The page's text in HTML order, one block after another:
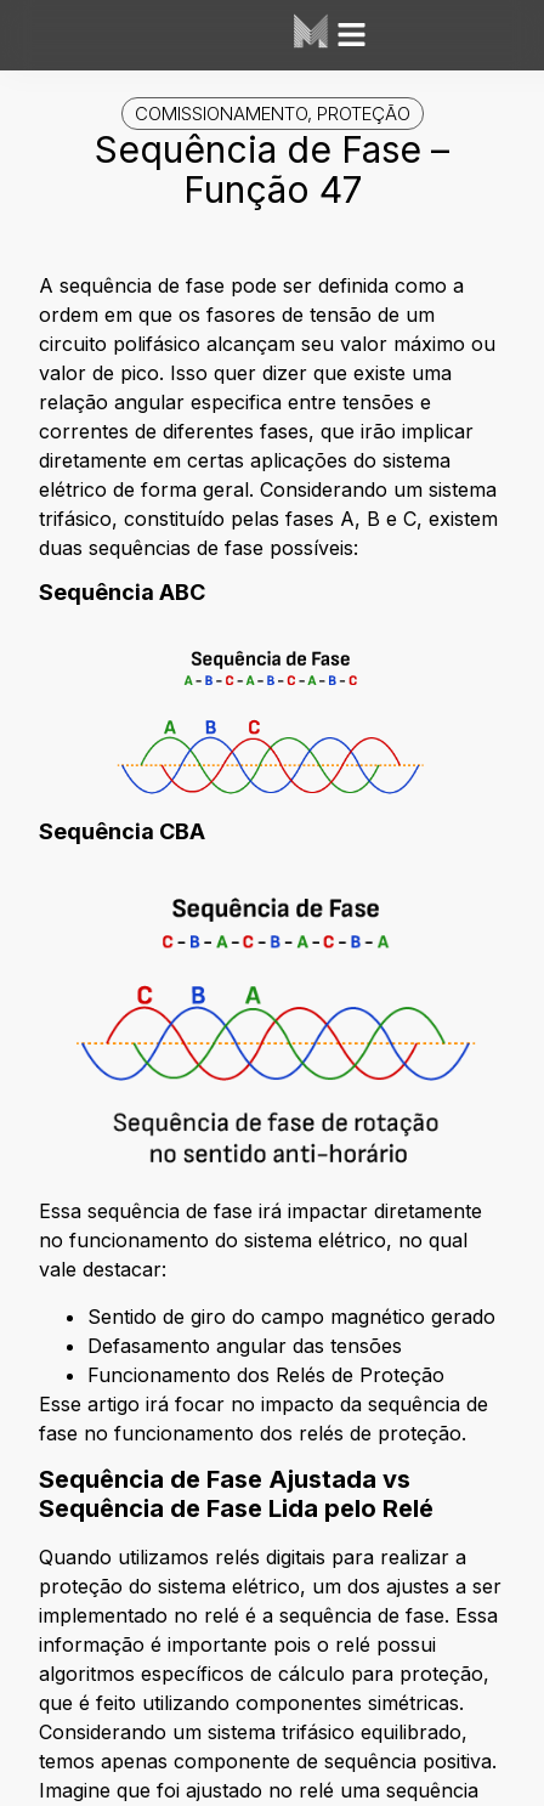
COMISSIONAMENTO, PROTEÇÃO
Sequência de Fase –
Função 47
A sequência de fase pode ser definida como a
ordem em que os fasores de tensão de um
circuito polifásico alcançam seu valor máximo ou
valor de pico. Isso quer dizer que existe uma
relação angular especifica entre tensões e
correntes de diferentes fases, que irão implicar
diretamente em certas aplicações do sistema
elétrico de forma geral. Considerando um sistema
trifásico, constituído pelas fases A, B e C, existem
duas sequências de fase possíveis:
Sequência ABC
Sequência CBA
Essa sequência de fase irá impactar diretamente
no funcionamento do sistema elétrico, no qual
vale destacar:
Sentido de giro do campo magnético gerado
Defasamento angular das tensões
Funcionamento dos Relés de Proteção
Esse artigo irá focar no impacto da sequência de
fase no funcionamento dos relés de proteção.
Sequência de Fase Ajustada vs
Sequência de Fase Lida pelo Relé
Quando utilizamos relés digitais para realizar a
proteção do sistema elétrico, um dos ajustes a ser
implementado no relé é a sequência de fase. Essa
informação é importante pois o relé possui
algoritmos específicos de cálculo para proteção,
que é feito utilizando componentes simétricas.
Considerando um sistema trifásico equilibrado,
temos apenas componente de sequência positiva.
Imagine que foi ajustado no relé uma sequência